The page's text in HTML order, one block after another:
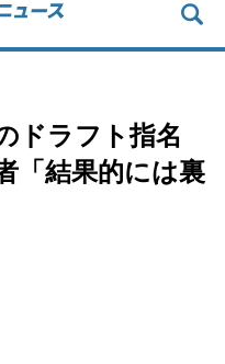
ドラフト指名
結果的には裏